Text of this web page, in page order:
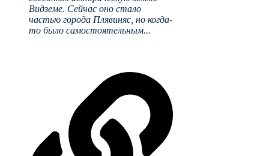
Видземе. Сейчас оно стало
частью города Плявиняс, но когда-
то было самостоятельным...